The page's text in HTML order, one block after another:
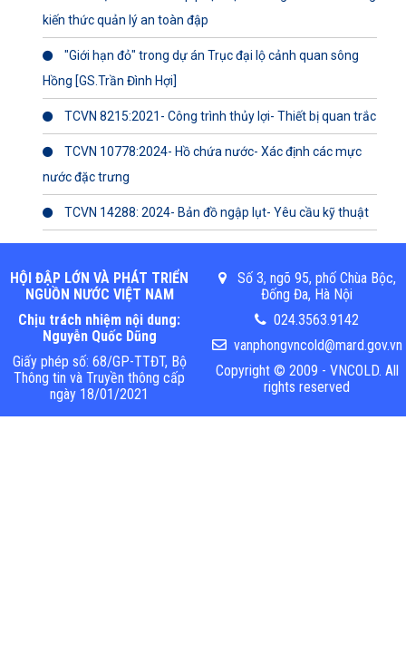
kiến thức quản lý an toàn đập
"Giới hạn đỏ" trong dự án Trục đại lộ cảnh quan sông
Hồng [GS.Trần Đình Hợi]
TCVN 8215:2021- Công trình thủy lợi- Thiết bị quan trắc
TCVN 10778:2024- Hồ chứa nước- Xác định các mực
nước đặc trưng
TCVN 14288: 2024- Bản đồ ngập lụt- Yêu cầu kỹ thuật
HỘI ĐẬP LỚN VÀ PHÁT TRIỂN
NGUỒN NƯỚC VIỆT NAM
Chịu trách nhiệm nội dung:
Nguyễn Quốc Dũng
Giấy phép số: 68/GP-TTĐT, Bộ
Thông tin và Truyền thông cấp
ngày 18/01/2021
Số 3, ngõ 95, phố Chùa Bộc,
Đống Đa, Hà Nội
024.3563.9142
vanphongvncold@mard.gov.vn
Copyright © 2009 - VNCOLD. All
rights reserved